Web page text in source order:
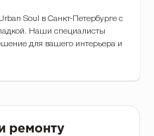
Soul в Санкт-Петербурге с
Наши специалисты
для вашего интерьера и
ремонту